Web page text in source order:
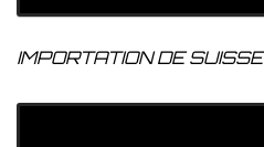
IMPORTATION DE SUISSE